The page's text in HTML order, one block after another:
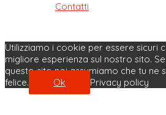
Contatti
Utilizziamo i cookie per essere sicuri
migliore esperienza sul nostro sito.
questo sito noi assumiamo che tu ne
felice.
Ok Privacy policy